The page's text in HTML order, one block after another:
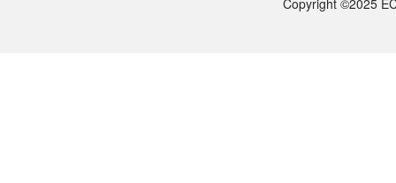
可以通过电话（15622108587）或在线客服联系我们的技术支持团队
Copyright ©2025